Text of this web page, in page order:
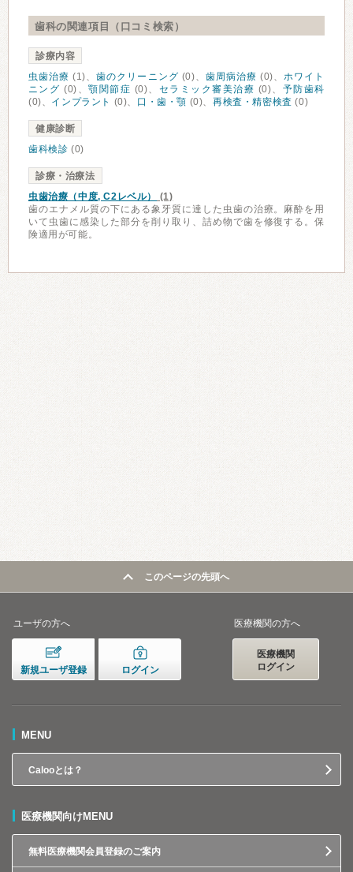
歯科の関連項目（口コミ検索）
診療内容
虫歯治療 (1)、歯のクリーニング (0)、 歯周病治療 (0)、ホワイト
ニング (0)、顎関節症 (0)、 セラミック審美治療 (0)、 予防歯科
(0)、 インプラント (0)、 口・歯・顎 (0)、再検査・精密検査 (0)
健康診断
歯科検診 (0)
診療・治療法
虫歯治療（中度, C2レベル）
(1)
歯のエナメル質の下にある象牙質に達した虫歯の治療。麻酔を用
いて虫歯に感染した部分を削り取り、詰め物で歯を修復する。保
険適用が可能。
このページの先頭へ
ユーザの方へ
新規ユーザ登録 ログイン
医療機関の方へ
医療機関
ログイン
MENU
Calooとは？
医療機関向けMENU
無料医療機関会員登録のご案内